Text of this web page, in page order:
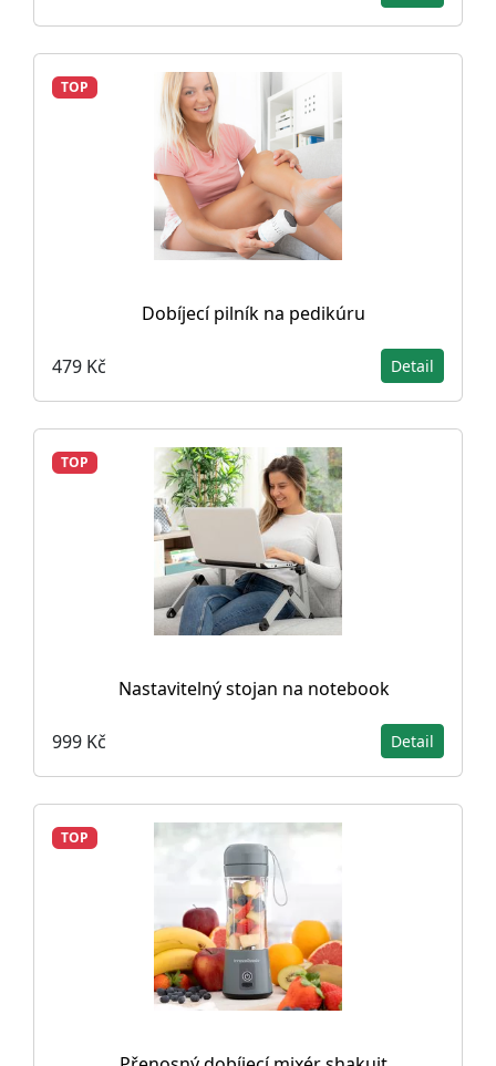
TOP
Dobíjecí pilník na pedikúru
479 Kč Detail
TOP
Nastavitelný stojan na notebook
999 Kč Detail
TOP